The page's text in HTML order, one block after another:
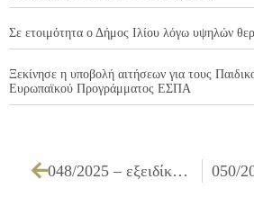
Σε ετοιμότητα ο Δήμος Ιλίου λόγω υψηλών
Ξεκίνησε η υποβολή αιτήσεων για τους
Ευρωπαϊκού Προγράμματος ΕΣΠΑ
048/2025 – εξειδίκευση πίστωσης ποσού του Κ.Α. 15.6142.0005